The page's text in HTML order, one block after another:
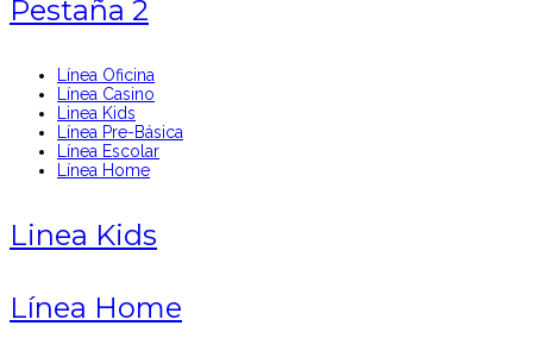
Pestaña 2
Línea Oficina
Línea Casino
Linea Kids
Línea Pre-Básica
Línea Escolar
Línea Home
Linea Kids
Línea Home